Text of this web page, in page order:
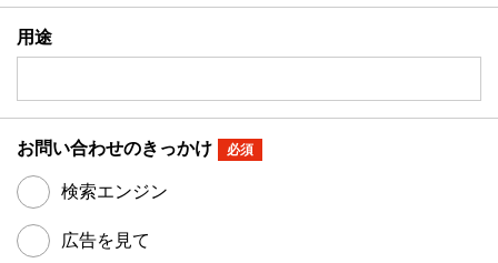
用途
お問い合わせのきっかけ 必須
検索エンジン
広告を見て